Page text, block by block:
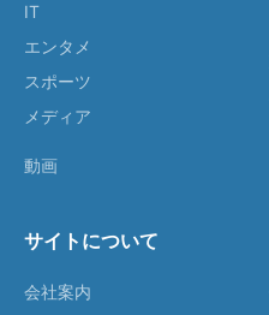
IT
エンタメ
スポーツ
メディア
動画
サイトについて
会社案内